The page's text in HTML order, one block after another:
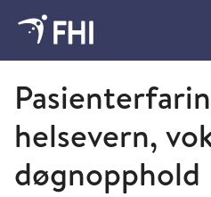
Spørreskjemabanken
helsevern,
døgnopphold